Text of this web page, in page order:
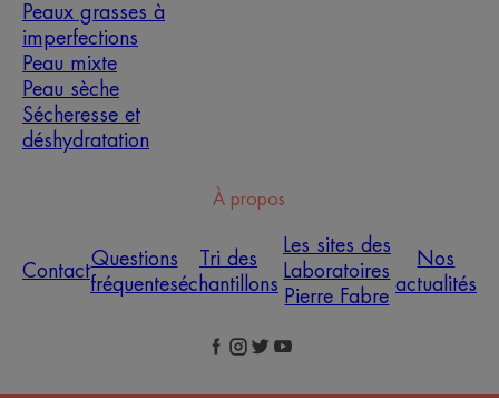
Peaux grasses à
imperfections
Peau mixte
Peau sèche
Sécheresse et
déshydratation
À propos
Contact
Questions
fréquentes
Tri des
échantillons
Les sites des
Laboratoires
Pierre Fabre
Nos
actualités